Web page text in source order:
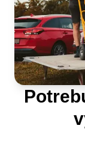
Ekologická
vecami po